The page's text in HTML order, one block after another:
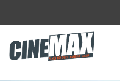
Saltar para o conteúdo